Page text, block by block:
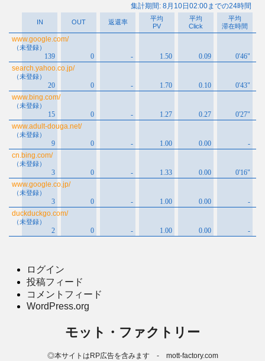
ログイン
投稿フィード
コメントフィード
WordPress.org
モット・ファクトリー
◎本サイトはRP広告を含みます - mott-factory.com